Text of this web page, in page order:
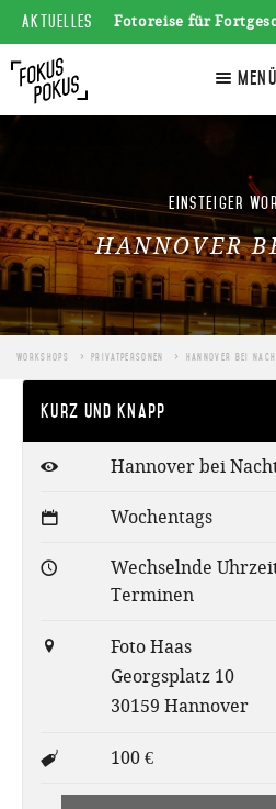
AKTUELLES
++ Neue Fotoreise für
☰ Menü
Einsteiger
HANNOVER
Workshops Privatpersonen Hannover bei
Kurz und Knapp
Hannover bei
Wochentags
Wechselnde
Terminen
Foto Haas
Georgsplatz 10
30159 Hannover
100 €